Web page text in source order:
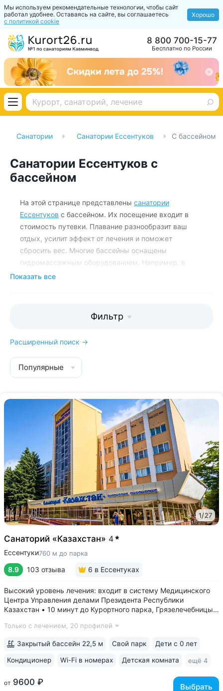
Мы используем рекомендательные технологии, чтобы сайт
работал удобнее. Оставаясь на сайте, вы соглашаетесь
с политикой cookie
Хорошо
Бесплатно по России
8 800 700-15-77
Санатории Санатории Ессентуков С бассейном
Санатории Ессентуков с
бассейном
На этой странице представлены санатории
Ессентуков с бассейном. Их посещение входит в
стоимость путевки. Плавание разнообразит ваш
отдых, усилит эффект от лечения и поможет
сбросить вес. Многие бассейны оснащены
гидромассажным оборудованием. Например, в
санаториях
«Жемчужине Кавказа»
бассейном в Ессентуках, который
подойдёт вам по размеру и
консультация бесплатны.
Показать все
Фильтр
Расширенный поиск →
Популярные
1/27
Санаторий «Казахстан» 4
Ессентуки760 м до парка
8.9 103 отзыва 6 в Ессентуках
Высокий уровень лечения: входит в систему Медицинского
Центра Управления делами Президента Республики
Казахстан • 10 минут до Курортного парка, Грязелечебницы
и «Ессентуки-Новая» • Санаторий с восточным колоритом
Только с лечением, 20 профилей
от 9600 ₽ Выбрать
Закрытый бассейн 22,5 м Свой парк Дети с 0 лет
Кондиционер Wi-Fi в номерах Детская комната ещё 4